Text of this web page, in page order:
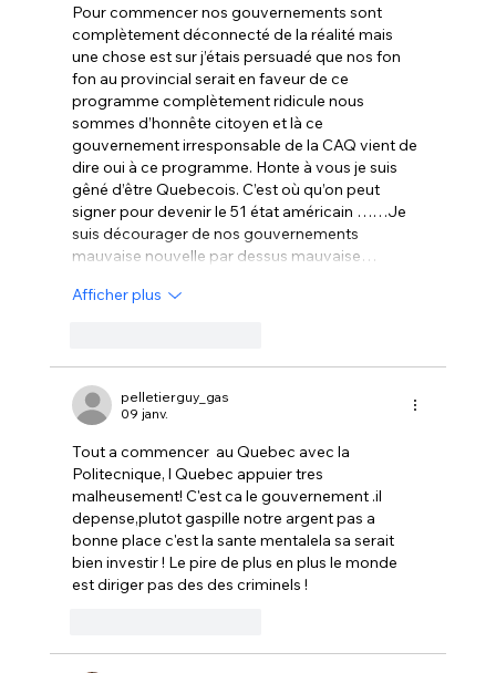
Pour commencer nos gouvernements sont
complètement déconnecté de la réalité mais
une chose est sur j’étais persuadé que nos fon
fon au provincial serait en faveur de ce
programme complètement ridicule nous
sommes d’honnête citoyen et là ce
gouvernement irresponsable de la CAQ vient de
dire oui à ce programme. Honte à vous je suis
gêné d’être Quebecois. C’est où qu’on peut
signer pour devenir le 51 état américain ……Je
suis décourager de nos gouvernements
mauvaise nouvelle par dessus mauvaise…
Afficher plus
pelletierguy_gas
09 janv.
Tout a commencer  au Quebec avec la
Politecnique, l Quebec appuier tres
malheusement! C'est ca le gouvernement .il
depense,plutot gaspille notre argent pas a
bonne place c'est la sante mentalela sa serait
bien investir ! Le pire de plus en plus le monde
est diriger pas des des criminels !